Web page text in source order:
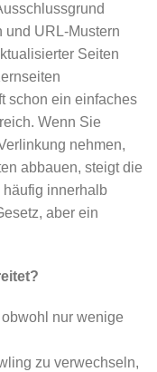
und URL-Mustern
Seiten
schon ein einfaches
Wenn Sie
nehmen,
abbauen, steigt die
innerhalb
aber ein
nur wenige
zu verwechseln,